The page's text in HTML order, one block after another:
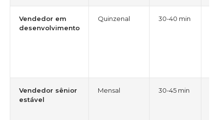
Vendedor em
desenvolvimento
Quinzenal 30-40 min
Vendedor sênior
estável
Mensal 30-45 min